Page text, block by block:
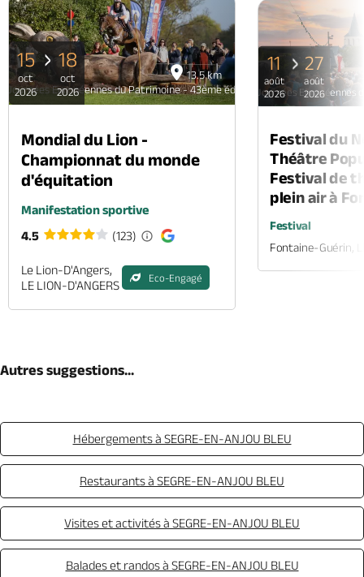
13.5 km
Journées Européennes du Patrimoine - 43ème édition
15
oct
2026
18
oct
2026
Mondial du Lion -
Championnat du monde
d'équitation
Manifestation sportive
4.5
(123)
Le Lion-D'Angers,
LE LION-D'ANGERS
Eco-Engagé
Journées
11
août
2026
27
août
2026
Festival du
Théâtre
Festival de
plein air à
Festival
Fontaine-Guérin,
Autres suggestions...
Hébergements à SEGRE-EN-ANJOU BLEU
Restaurants à SEGRE-EN-ANJOU BLEU
Visites et activités à SEGRE-EN-ANJOU BLEU
Balades et randos à SEGRE-EN-ANJOU BLEU